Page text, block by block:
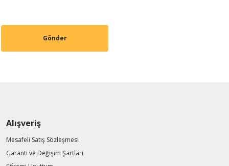
Gönder
Alışveriş
Mesafeli Satış Sözleşmesi
Garanti ve Değişim Şartları